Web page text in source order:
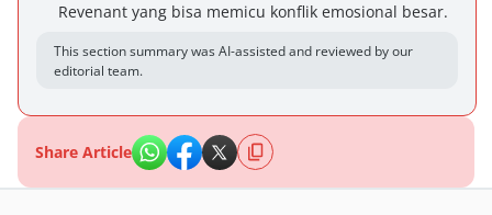
Revenant yang bisa memicu konflik emosional besar.
This section summary was AI-assisted and reviewed by our
editorial team.
Share Article